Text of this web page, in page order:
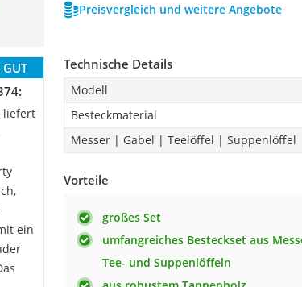
Preisvergleich und weitere Angebote
GUT
liefert
ein
Technische Details
Modell
Besteckmaterial
Messer | Gabel | Teelöffel | Suppenlöffel
Vorteile
großes Set
umfangreiches Besteckset aus
Tee- und Suppenlöffeln